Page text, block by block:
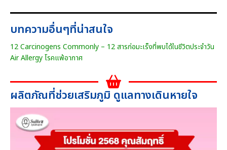
บทความอื่นๆที่น่าสนใจ
12 Carcinogens Commonly – 12 สารก่อมะเร็งที่พบได้ในชีวิตประจำวัน
Air Allergy โรคแพ้อากาศ
ผลิตภัณที่ช่วยเสริมภูมิ ดูแลทางเดินหายใจ